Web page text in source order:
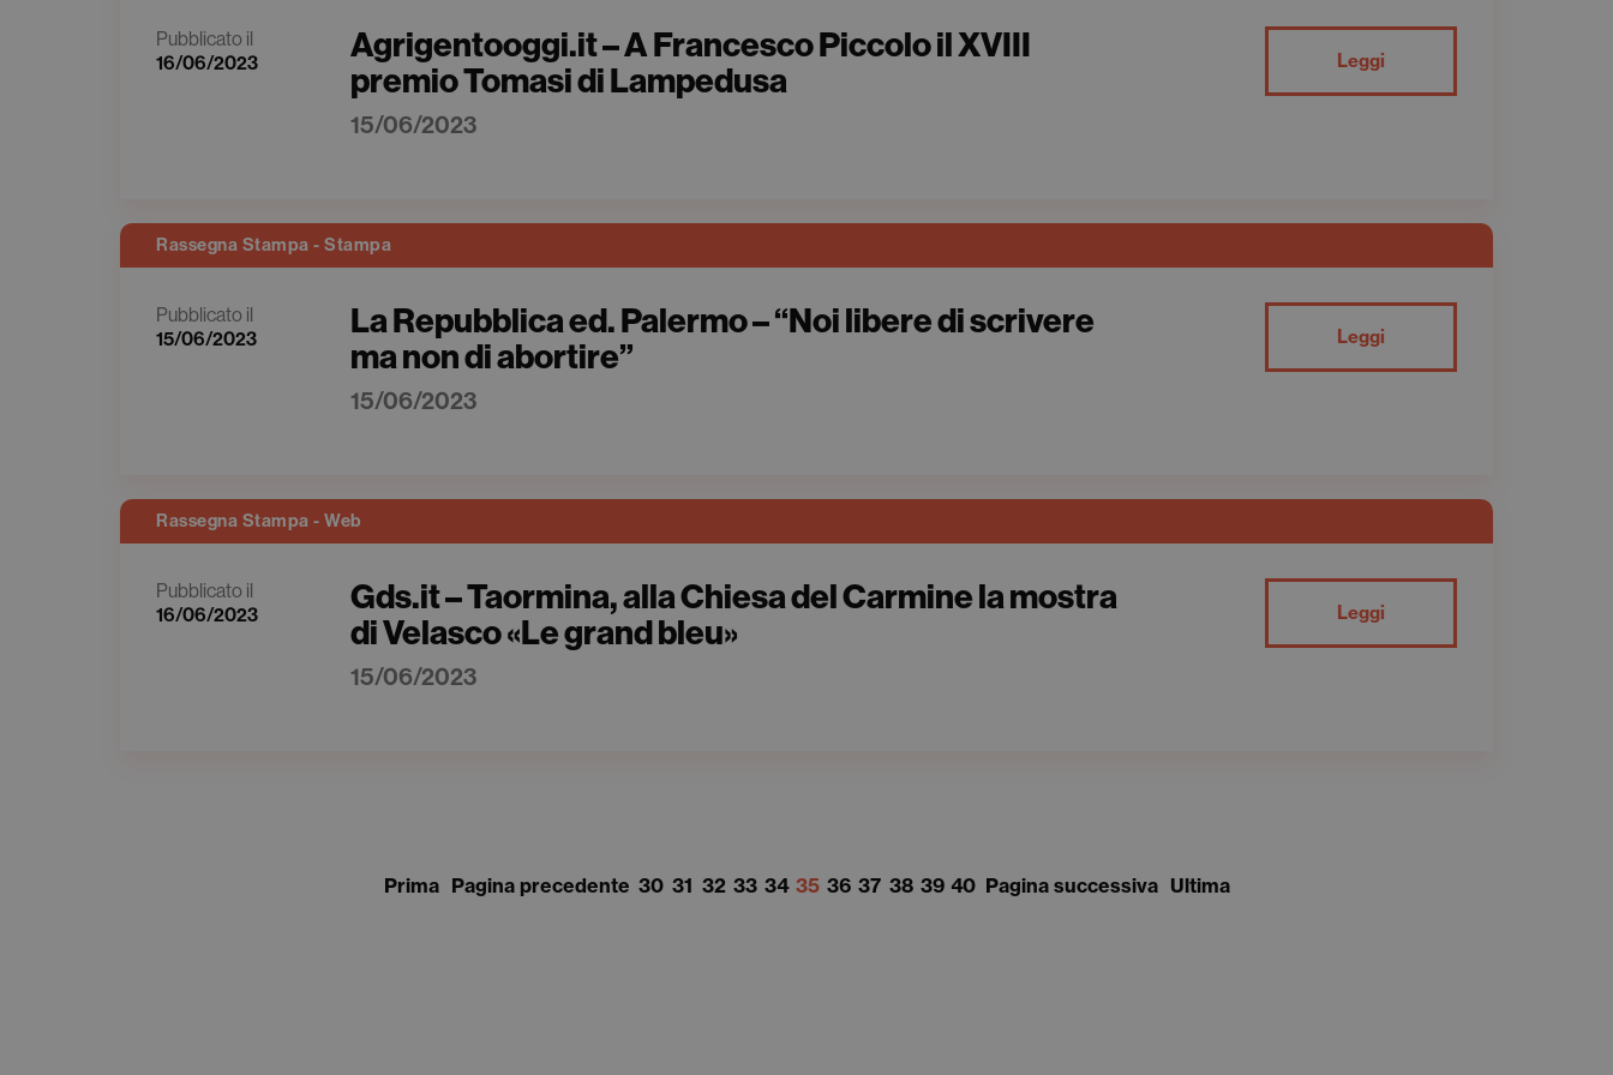
Pubblicato il
16/06/2023
Agrigentooggi.it – A Francesco Piccolo il XVIII
premio Tomasi di Lampedusa
15/06/2023
Leggi
Rassegna Stampa - Stampa
Pubblicato il
15/06/2023
La Repubblica ed. Palermo – “Noi libere di scrivere
ma non di abortire”
15/06/2023
Leggi
Rassegna Stampa - Web
Pubblicato il
16/06/2023
Gds.it – Taormina, alla Chiesa del Carmine la mostra
di Velasco «Le grand bleu»
15/06/2023
Leggi
Prima Pagina precedente 30 31 32 33 34 35 36 37 38 39 40 Pagina successiva Ultima